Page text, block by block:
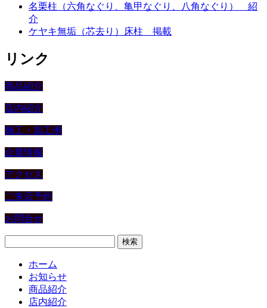
名栗柱（六角なぐり、亀甲なぐり、八角なぐり） 紹
介
ケヤキ無垢（芯去り）床柱 掲載
リンク
商品紹介
店内紹介
施工・加工例
企業情報
アクセス
ご来店予約
お問合せ
ホーム
お知らせ
商品紹介
店内紹介